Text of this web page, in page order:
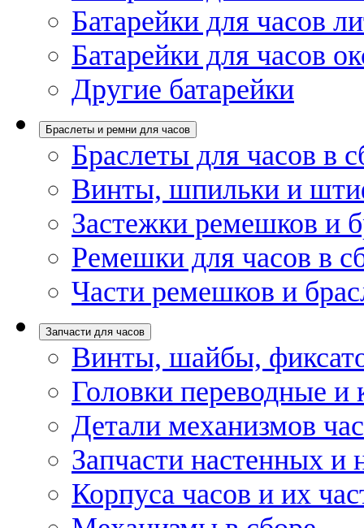
Батарейки для часов
Батарейки для часов
Другие батарейки
Браслеты и ремни для часов
Браслеты для часов в
Винты, шпильки и
Застежки ремешков и
Ремешки для часов в
Части ремешков и
Запчасти для часов
Винты, шайбы,
Головки переводные и
Детали механизмов
Запчасти настенных и
Корпуса часов и их